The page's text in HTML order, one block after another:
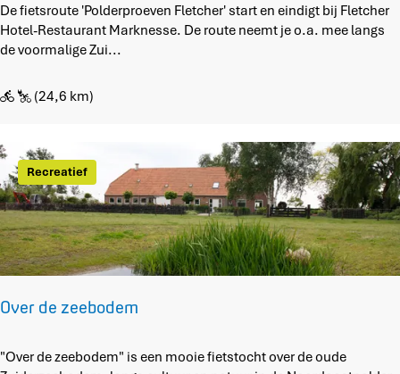
e
s
P
o
l
e
r
e
v
e
n
F
e
h
De fietsroute 'Polderproeven Fletcher' start en eindigt bij Fletcher
Hotel-Restaurant Marknesse. De route neemt je o.a. mee langs
de voormalige Zui...
(24,6 km)
Over de zeebodem
O
Recreatief
"Over de zeebodem" is een mooie fietstocht over de oude